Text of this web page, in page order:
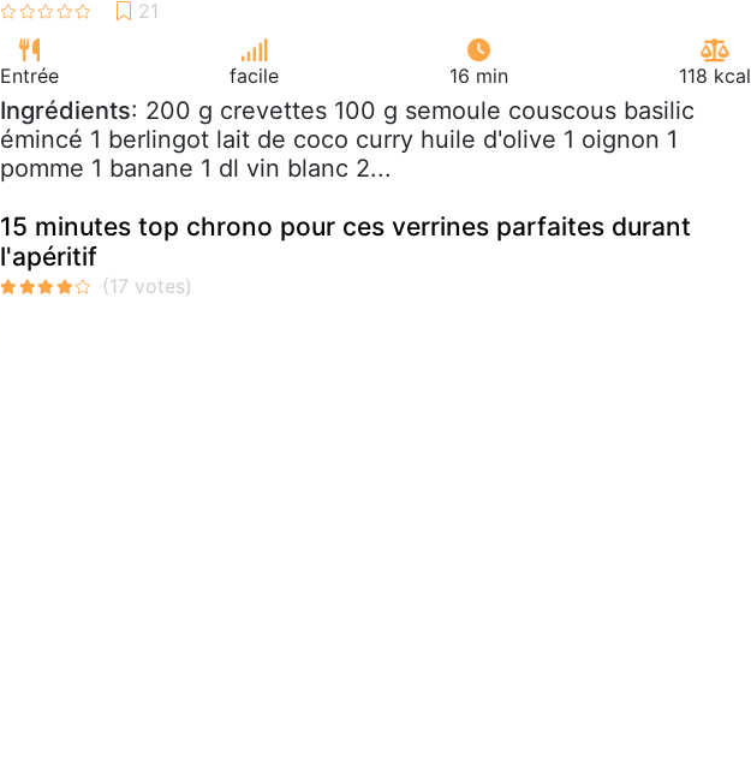
Entrée facile 16 min 118 kcal
Ingrédients: 200 g crevettes 100 g semoule couscous basilic
émincé 1 berlingot lait de coco curry huile d'olive 1 oignon 1
pomme 1 banane 1 dl vin blanc 2...
15 minutes top chrono pour ces verrines parfaites durant
l'apéritif